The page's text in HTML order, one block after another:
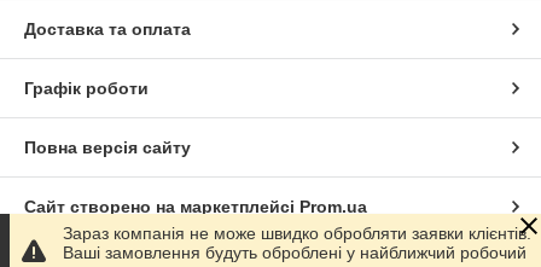
Доставка та оплата
Графік роботи
Повна версія сайту
Сайт створено на маркетплейсі Prom.ua
Зараз компанія не може швидко обробляти заявки клієнтів.
Ваші замовлення будуть оброблені у найближчий робочий